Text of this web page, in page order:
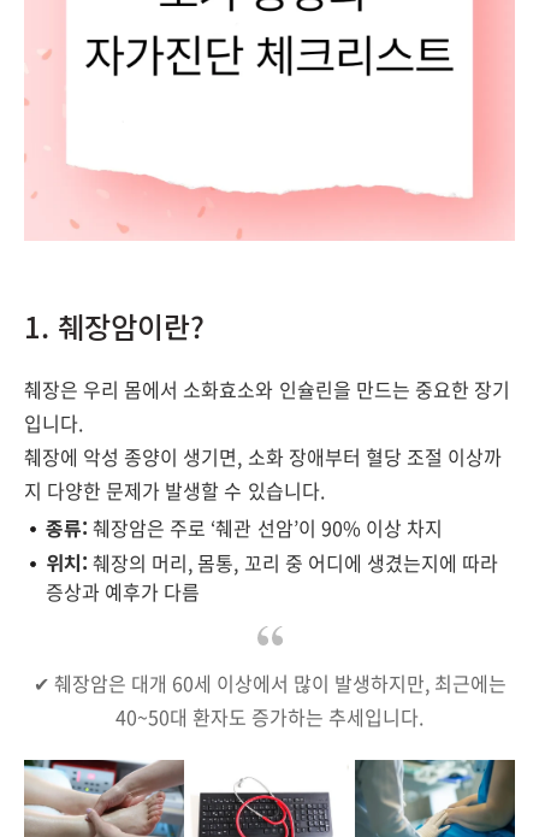
1. 췌장암이란?
췌장은 우리 몸에서 소화효소와 인슐린을 만드는 중요한 장기
입니다.
췌장에 악성 종양이 생기면, 소화 장애부터 혈당 조절 이상까
지 다양한 문제가 발생할 수 있습니다.
종류: 췌장암은 주로 ‘췌관 선암’이 90% 이상 차지
위치: 췌장의 머리, 몸통, 꼬리 중 어디에 생겼는지에 따라
증상과 예후가 다름
✔ 췌장암은 대개 60세 이상에서 많이 발생하지만, 최근에는
40~50대 환자도 증가하는 추세입니다.